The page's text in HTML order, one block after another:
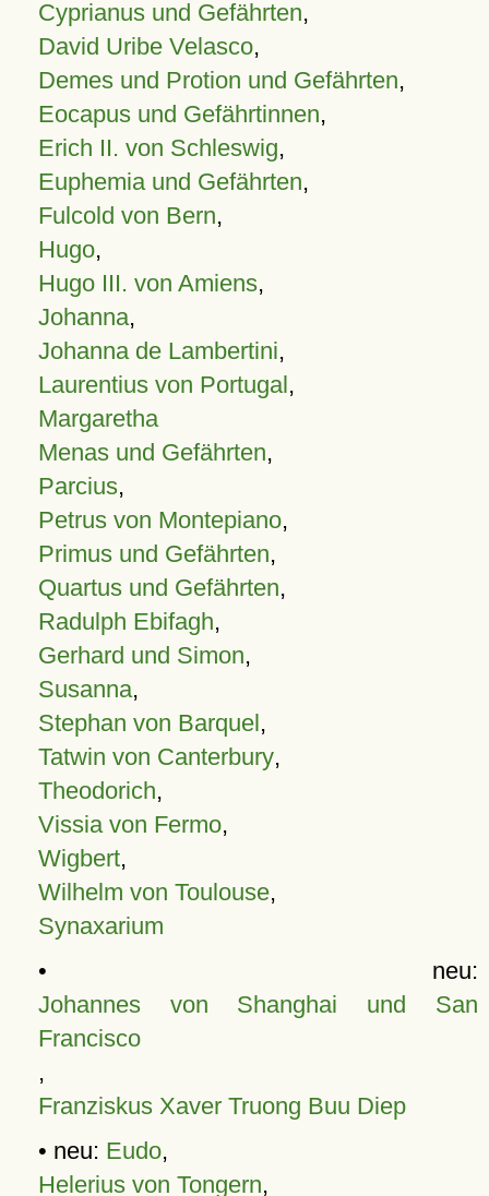
Cyprianus und Gefährten,
David Uribe Velasco,
Demes und Protion und Gefährten,
Eocapus und Gefährtinnen,
Erich II. von Schleswig,
Euphemia und Gefährten,
Fulcold von Bern,
Hugo,
Hugo III. von Amiens,
Johanna,
Johanna de Lambertini,
Laurentius von Portugal,
Margaretha
Menas und Gefährten,
Parcius,
Petrus von Montepiano,
Primus und Gefährten,
Quartus und Gefährten,
Radulph Ebifagh,
Gerhard und Simon,
Susanna,
Stephan von Barquel,
Tatwin von Canterbury,
Theodorich,
Vissia von Fermo,
Wigbert,
Wilhelm von Toulouse,
Synaxarium
• neu:
Johannes von Shanghai und San
Francisco
,
Franziskus Xaver Truong Buu Diep
• neu: Eudo,
Helerius von Tongern,